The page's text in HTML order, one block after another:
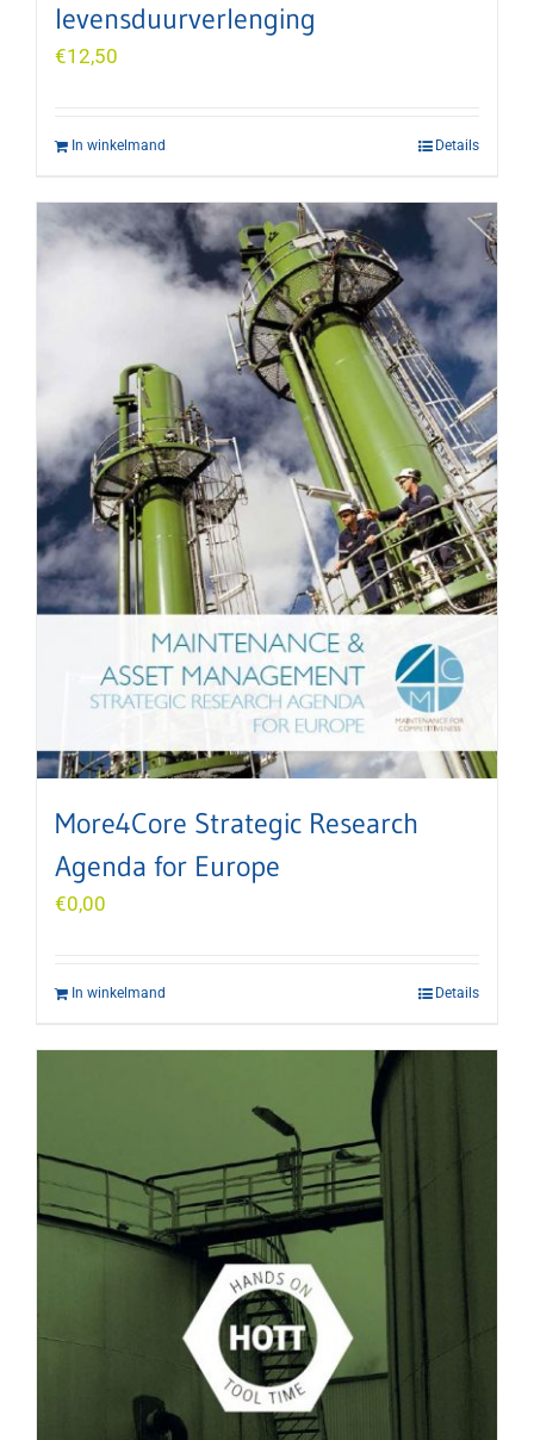
levensduurverlenging
€12,50
In winkelmand Details
More4Core Strategic Research
Agenda for Europe
€0,00
In winkelmand Details